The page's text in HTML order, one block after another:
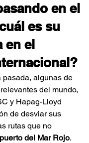
en el
es su
en el
pasada, algunas de
del mundo,
y Hapag-Lloyd
de desviar sus
rutas que no
puerto del Mar Rojo.